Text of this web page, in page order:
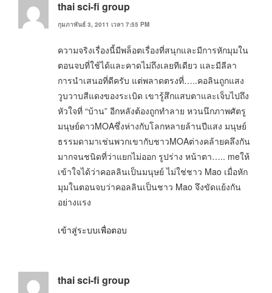
thai sci-fi group
กุมภาพันธ์ 3, 2011 เวลา 7:55 PM
ความจริงเรื่องนี้มีพล็อตเรื่องที่สนุกและมีการหักมุมใน
ตอนจบที่ใช้ได้และคาดไม่ถึงเลยทีเดียว และมีลีลา
การนำเสนอที่ดีครับ แต่พลาดตรงที่…..คอลินถูกแสง
วูบวาบสีแดงของระเบิด เขารู้สึกแสบตาและเจ็บไปถึง
หัวใจที่ “บ้าน” อีกหลังต้องถูกทำลาย หวนนึกภาพศัตรู
มนุษย์ดาวMOAซึ่งห่างกับโลกหลายล้านปีแสง มนุษย์
ธรรมดามาเช่นพวกเขากับชาวMOAต่างคล้ายคลึงกัน
มากจนชนิดที่ว่าแยกไม่ออก รูปร่าง หน้าตา….. meให้
เข้าใจได้ว่าคอลลินเป็นมนุษย์ ไม่ใช่ชาว Mao เมื่อหัก
มุมในตอนจบว่าคอลลินเป็นชาว Mao จึงขัดแย้งกัน
อย่างแรง
เข้าสู่ระบบเพื่อตอบ
thai sci-fi group